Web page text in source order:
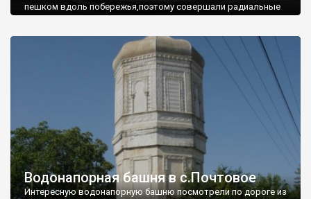
пешком вдоль побережья,поэтому совершали радиальные
Водонапорная башня в с.Почтовое
Интересную водонапорную башню посмотрели по дороге из